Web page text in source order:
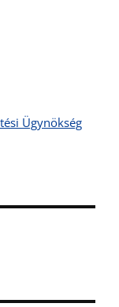
Ügynökség